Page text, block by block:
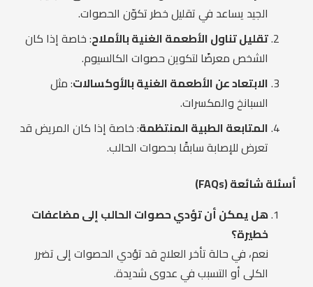
الجيد يساعد في تقليل خطر تكوّن الحصوات.
تقليل تناول الأطعمة الغنية بالأملاح: خاصة إذا كان
الشخص معرضًا لتكوين حصوات الكالسيوم.
الابتعاد عن الأطعمة الغنية بالأوكسالات: مثل
السبانخ والمكسرات.
المتابعة الطبية المنتظمة: خاصة إذا كان المريض قد
تعرض للإصابة سابقًا بحصوات الحالب.
أسئلة شائعة (FAQs)
هل يمكن أن تؤدي حصوات الحالب إلى مضاعفات
خطيرة؟
نعم، في حالة تأخر العلاج قد تؤدي الحصوات إلى تضرر
الكلى أو التسبب في عدوى شديدة.